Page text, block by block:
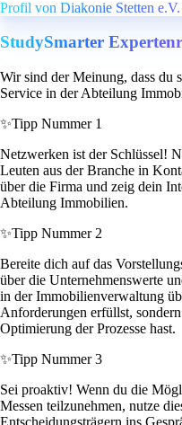
Profil von Diakonie Stetten e.V.
StudySmarter
Wir sind der Meinung, dass du
Service in der Abteilung
✨Tipp Nummer 1
Netzwerken ist der Schlüssel!
Leuten aus der Branche in
über die Firma und zeig dein
Abteilung Immobilien.
✨Tipp Nummer 2
Bereite dich auf das
über die Unternehmenswerte
in der Immobilienverwaltung
Anforderungen erfüllst,
Optimierung der Prozesse hast.
✨Tipp Nummer 3
Sei proaktiv! Wenn du die
Messen teilzunehmen, nutze